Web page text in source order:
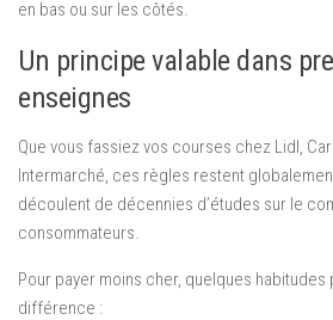
en bas ou sur les côtés.
Un principe valable dans
enseignes
Que vous fassiez vos courses chez Lidl,
Intermarché, ces règles restent
découlent de décennies d’études sur le
consommateurs.
Pour payer moins cher, quelques habitudes
différence :